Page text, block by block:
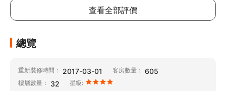
查看全部評價
總覽
重新裝修時間： 2017-03-01 客房數量： 605
樓層數量： 32 星級: